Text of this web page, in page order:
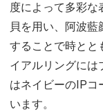
度によって多彩な
貝を用い、阿波
することで時とと
イアルリングには
はネイビーのIPコ
います。